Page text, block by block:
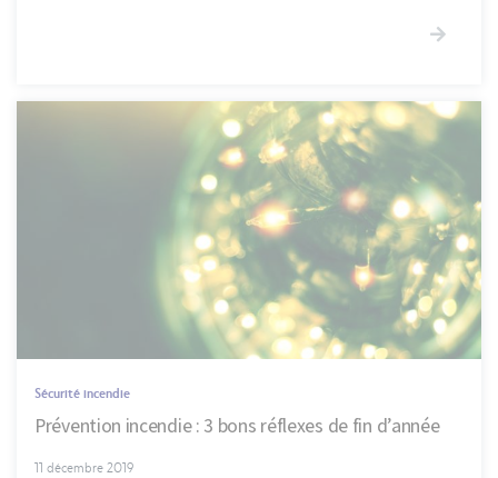
Sécurité incendie
Prévention incendie : 3 bons réflexes de fin d’année
11 décembre 2019